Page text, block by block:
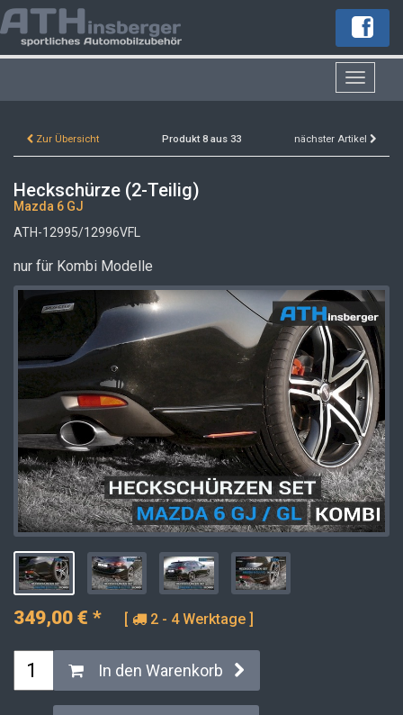
Toggle
Zur Übersicht Produkt 8 aus 33 nächster Artikel
Heckschürze (2-Teilig)
Mazda 6 GJ
ATH-12995/12996VFL
nur für Kombi Modelle
349,00 € * 2 - 4 Werktage ]
In den Warenkorb